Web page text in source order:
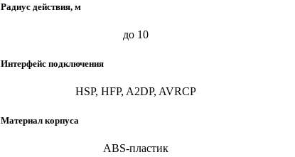
Радиус действия, м
до 10
Интерфейс подключения
HSP, HFP, A2DP, AVRCP
Материал корпуса
ABS-пластик